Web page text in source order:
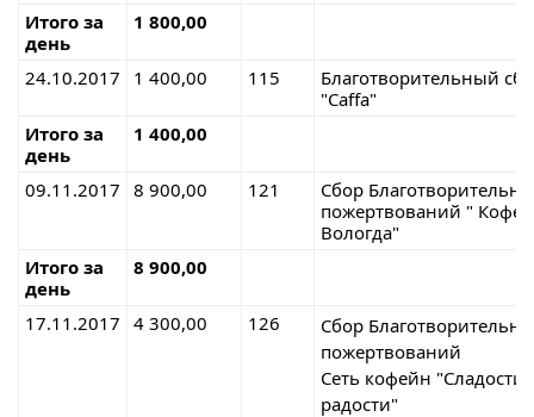
Итого за
день
1 800,00
24.10.2017 1 400,00 115
Благотворительный
"Caffa"
Итого за
день
1 400,00
09.11.2017 8 900,00 121
Сбор
пожертвований "
Вологда"
Итого за
день
8 900,00
17.11.2017 4 300,00 126
Сбор
пожертвований
Сеть кофейн "Сладости
радости"